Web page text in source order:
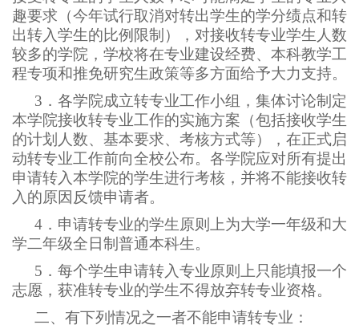
趣要求（今年试行取消对转出学生的学分绩点和转
出转入学生的比例限制），对接收转专业学生人数
较多的学院，学校将在专业建设经费、本科教学工
程专项和推免研究生政策等多方面给予大力支持。
3 ．各学院成立转专业工作小组，集体讨论制定
本学院接收转专业工作的实施方案（包括接收学生
的计划人数、基本要求、考核方式等），在正式启
动转专业工作前向全校公布。各学院应对所有提出
申请转入本学院的学生进行考核，并将不能接收转
入的原因反馈申请者。
4 ．申请转专业的学生原则上为大学一年级和大
学二年级全日制普通本科生。
5 ．每个学生申请转入专业原则上只能填报一个
志愿，获准转专业的学生不得放弃转专业资格。
二、有下列情况之一者不能申请转专业：